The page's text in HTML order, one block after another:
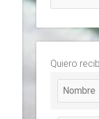
Quiero